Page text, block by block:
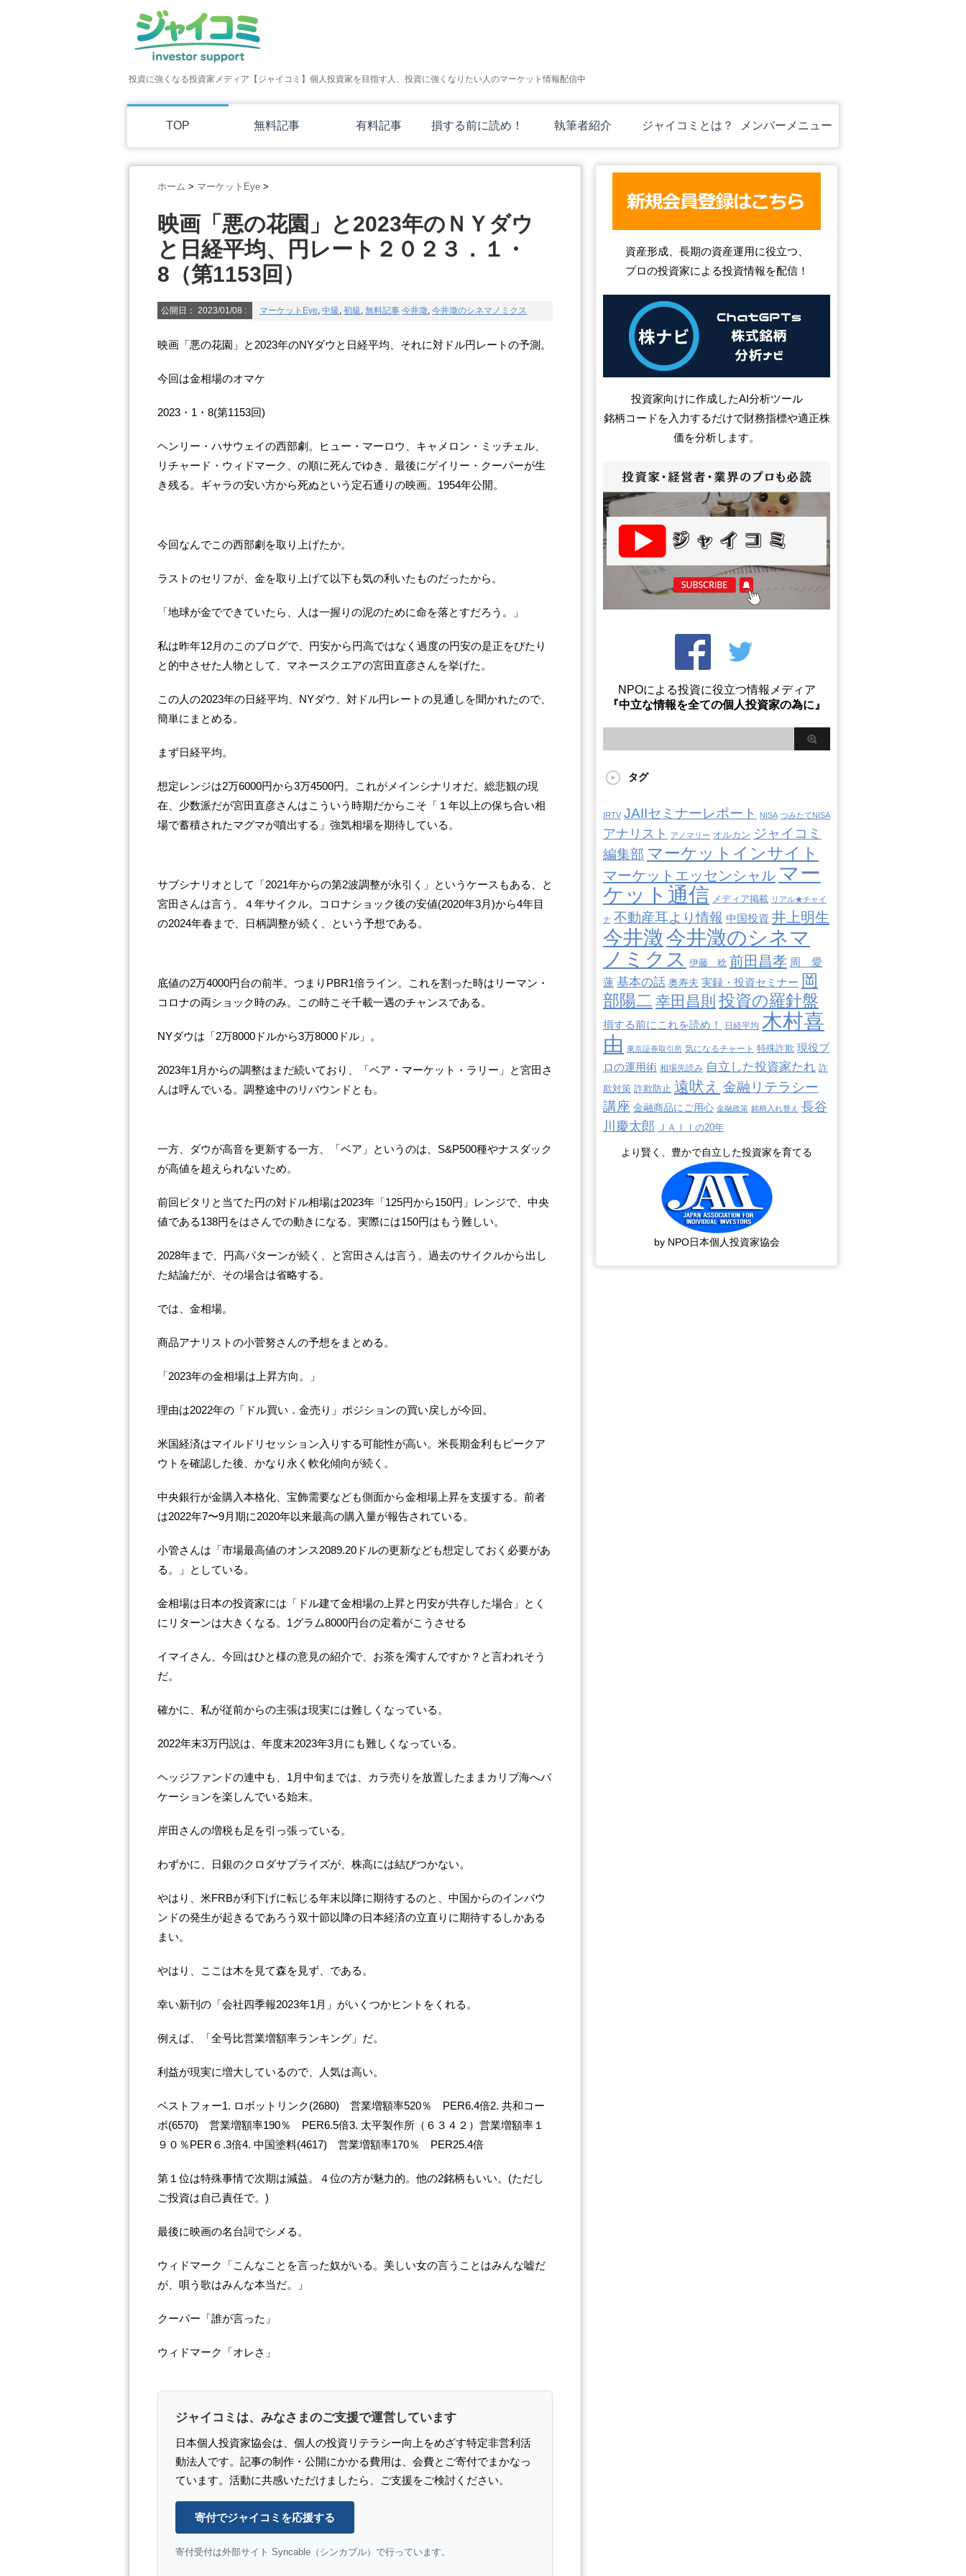
投資に強くなる投資家メディア【ジャイコミ】個人投資家を目指す人、投資に強くなりたい人のマーケット情報配信中
TOP 無料記事 有料記事 損する前に読め！ 執筆者紹介 ジャイコミとは？ メンバーメニュー
ホーム > マーケットEye >
映画「悪の花園」と2023年のＮＹダウ
と日経平均、円レート２０２３．１・
8（第1153回）
公開日： 2023/01/08 : マーケットEye, 中級 , 初級 , 無料記事 今井澂, 今井澂のシネマノミクス
映画「悪の花園」と2023年のNYダウと日経平均、それに対ドル円レートの予測。
今回は金相場のオマケ
2023・1・8(第1153回)
ヘンリー・ハサウェイの西部劇。ヒュー・マーロウ、キャメロン・ミッチェル、
リチャード・ウィドマーク、の順に死んでゆき、最後にゲイリー・クーパーが生
き残る。ギャラの安い方から死ぬという定石通りの映画。1954年公開。
今回なんでこの西部劇を取り上げたか。
ラストのセリフが、金を取り上げて以下も気の利いたものだったから。
「地球が金でできていたら、人は一握りの泥のために命を落とすだろう。」
私は昨年12月のこのブログで、円安から円高ではなく過度の円安の是正をぴたり
と的中させた人物として、マネースクエアの宮田直彦さんを挙げた。
この人の2023年の日経平均、NYダウ、対ドル円レートの見通しを聞かれたので、
簡単にまとめる。
まず日経平均。
想定レンジは2万6000円から3万4500円。これがメインシナリオだ。総悲観の現
在、少数派だが宮田直彦さんはこういう時期だからこそ「１年以上の保ち合い相
場で蓄積されたマグマが噴出する」強気相場を期待している。
サブシナリオとして「2021年からの第2波調整が永引く」というケースもある、と
宮田さんは言う。４年サイクル。コロナショック後の安値(2020年3月)から4年目
の2024年春まで、日柄調整が続く、という予想である。
底値の2万4000円台の前半。つまりPBR1倍ライン。これを割った時はリーマン・
コロナの両ショック時のみ。この時こそ千載一遇のチャンスである。
NYダウは「2万8000ドルから3万8000ドル」。
2023年1月からの調整はまだ続いており、「ベア・マーケット・ラリー」と宮田さ
んは呼んでいる。調整途中のリバウンドとも。
一方、ダウが高音を更新する一方、「ベア」というのは、S&P500種やナスダック
が高値を超えられないため。
前回ピタリと当てた円の対ドル相場は2023年「125円から150円」レンジで、中央
値である138円をはさんでの動きになる。実際には150円はもう難しい。
2028年まで、円高パターンが続く、と宮田さんは言う。過去のサイクルから出し
た結論だが、その場合は省略する。
では、金相場。
商品アナリストの小菅努さんの予想をまとめる。
「2023年の金相場は上昇方向。」
理由は2022年の「ドル買い．金売り」ポジションの買い戻しが今回。
米国経済はマイルドリセッション入りする可能性が高い。米長期金利もピークア
ウトを確認した後、かなり永く軟化傾向が続く。
中央銀行が金購入本格化、宝飾需要なども側面から金相場上昇を支援する。前者
は2022年7〜9月期に2020年以来最高の購入量が報告されている。
小管さんは「市場最高値のオンス2089.20ドルの更新なども想定しておく必要があ
る。」としている。
金相場は日本の投資家には「ドル建て金相場の上昇と円安が共存した場合」とく
にリターンは大きくなる。1グラム8000円台の定着がこうさせる
イマイさん、今回はひと様の意見の紹介で、お茶を濁すんですか？と言われそう
だ。
確かに、私が従前からの主張は現実には難しくなっている。
2022年末3万円説は、年度末2023年3月にも難しくなっている。
ヘッジファンドの連中も、1月中旬までは、カラ売りを放置したままカリブ海へバ
ケーションを楽しんでいる始末。
岸田さんの増税も足を引っ張っている。
わずかに、日銀のクロダサプライズが、株高には結びつかない。
やはり、米FRBが利下げに転じる年末以降に期待するのと、中国からのインバウ
ンドの発生が起きるであろう双十節以降の日本経済の立直りに期待するしかある
まい。
やはり、ここは木を見て森を見ず、である。
幸い新刊の「会社四季報2023年1月」がいくつかヒントをくれる。
例えば、「全号比営業増額率ランキング」だ。
利益が現実に増大しているので、人気は高い。
ベストフォー1. ロボットリンク(2680) 営業増額率520％ PER6.4倍2. 共和コー
ポ(6570) 営業増額率190％ PER6.5倍3. 太平製作所（６３４２）営業増額率１
９０％PER６.3倍4. 中国塗料(4617) 営業増額率170％ PER25.4倍
第１位は特殊事情で次期は減益。４位の方が魅力的。他の2銘柄もいい。(ただし
ご投資は自己責任で。)
最後に映画の名台詞でシメる。
ウィドマーク「こんなことを言った奴がいる。美しい女の言うことはみんな嘘だ
が、唄う歌はみんな本当だ。」
クーパー「誰が言った」
ウィドマーク「オレさ」
ジャイコミは、みなさまのご支援で運営しています
日本個人投資家協会は、個人の投資リテラシー向上をめざす特定非営利活
動法人です。記事の制作・公開にかかる費用は、会費とご寄付でまかなっ
ています。活動に共感いただけましたら、ご支援をご検討ください。
寄付でジャイコミを応援する
寄付受付は外部サイト Syncable（シンカブル）で行っています。
資産形成、長期の資産運用に役立つ、
プロの投資家による投資情報を配信！
投資家向けに作成したAI分析ツール
銘柄コードを入力するだけで財務指標や適正株
価を分析します。
NPOによる投資に役立つ情報メディア
『中立な情報を全ての個人投資家の為に』
タグ
IRTV JAIIセミナーレポート NISA つみたてNISA
アナリスト アノマリー オルカン ジャイコミ
編集部 マーケットインサイト
マーケットエッセンシャル マー
ケット通信 メディア掲載 リアル★チャイ
ナ 不動産耳より情報 中国投資 井上明生
今井澂今井澂のシネマ
ノミクス 伊藤 稔 前田昌孝 周 愛
蓮 基本の話 奥寿夫 実録・投資セミナー 岡
部陽二 幸田昌則 投資の羅針盤
損する前にこれを読め！ 日経平均 木村喜
由 東京証券取引所 気になるチャート 特殊詐欺 現役プ
ロの運用術 相場先読み 自立した投資家たれ 詐
欺対策 詐欺防止 遠吠え 金融リテラシー
講座 金融商品にご用心 金融政策 銘柄入れ替え
長谷
川慶太郎 ＪＡＩＩの20年
より賢く、豊かで自立した投資家を育てる
by NPO日本個人投資家協会